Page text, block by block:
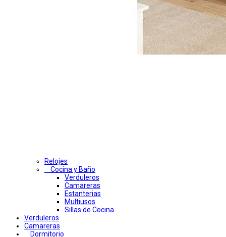
Relojes
Cocina y Baño
Verduleros
Camareras
Estanterias
Multiusos
Sillas de Cocina
Verduleros
Camareras
Dormitorio